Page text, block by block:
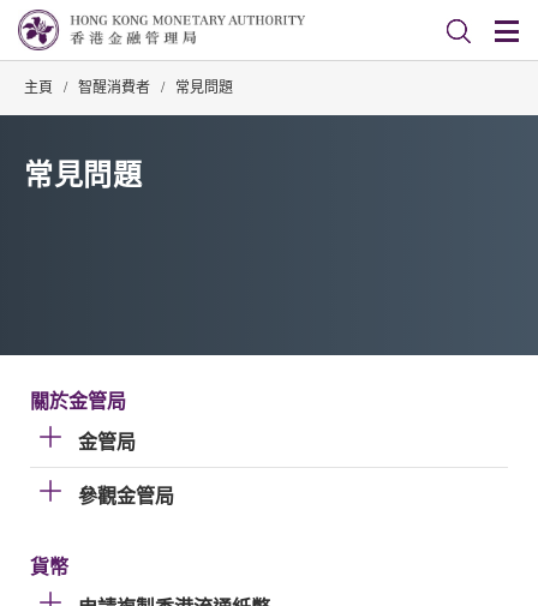
主頁 / 智醒消費者 / 常見問題
常見問題
關於金管局
金管局
參觀金管局
貨幣